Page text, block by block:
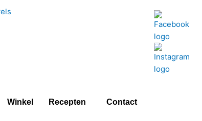
Winkel Recepten Contact